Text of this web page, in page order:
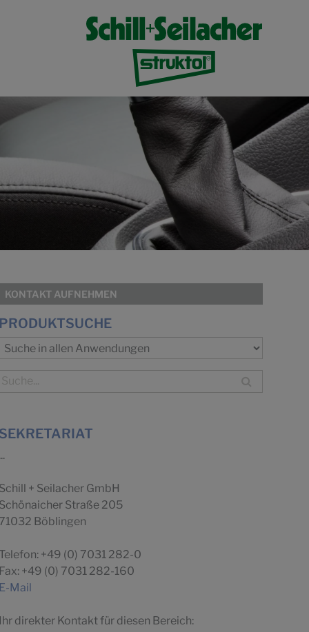
KONTAKT AUFNEHMEN
PRODUKTSUCHE
SEKRETARIAT
...
Schill + Seilacher GmbH
Schönaicher Straße 205
71032 Böblingen
Telefon: +49 (0) 7031 282-0
Fax: +49 (0) 7031 282-160
E-Mail
Ihr direkter Kontakt für diesen Bereich: